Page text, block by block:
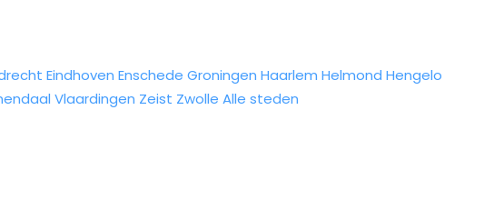
Eindhoven Enschede Groningen Haarlem Helmond Hengelo
Vlaardingen Zeist Zwolle Alle steden